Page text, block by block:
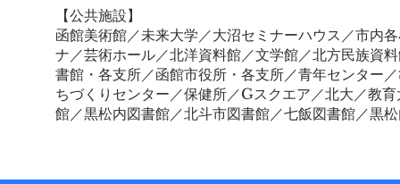
【公共施設】
函館美術館／未来大学／大沼セミナーハウス／市内
ナ／芸術ホール／北洋資料館／文学館／北方民族資
書館・各支所／函館市役所・各支所／青年センター
ちづくりセンター／保健所／Gスクエア／北大／教
館／黒松内図書館／北斗市図書館／七飯図書館／黒